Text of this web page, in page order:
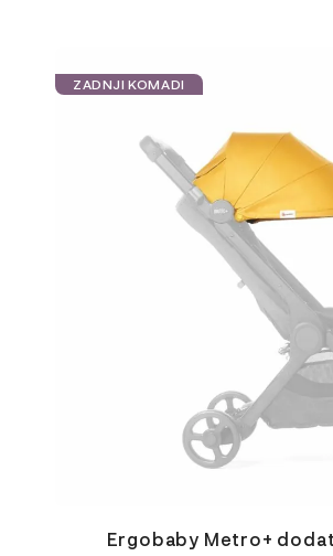
Ergobaby Metro+
ZADNJI KOMADI